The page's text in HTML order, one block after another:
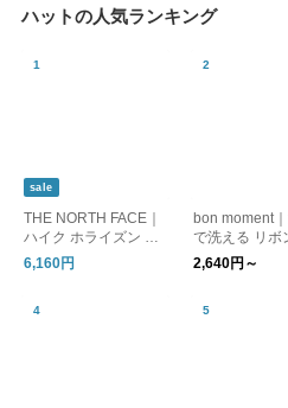
ハットの人気ランキング
sale
THE NORTH FACE｜
ハイク ホライズン ハ
ット 帽子 HIKE Horizo
n Hat nn02646
6,160円
bon moment
で洗える リボ
ードハット紫
9％カット 帽子
2,640円～